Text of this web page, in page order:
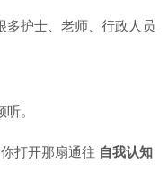
多护士、老师、行政人员
。
打开那扇通往 自我认知